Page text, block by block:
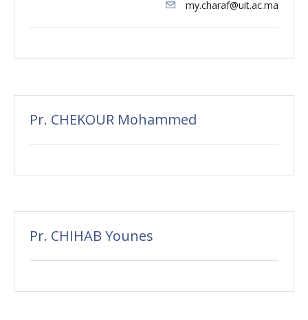
my.charaf@uit.ac.ma
Pr. CHEKOUR Mohammed
Pr. CHIHAB Younes